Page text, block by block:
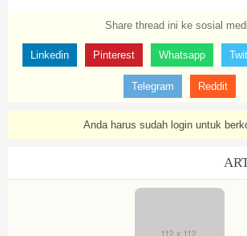
Share thread ini ke sosial
Whatsapp
Pinterest
Linkedin
Reddit
Telegram
Anda harus sudah login untuk